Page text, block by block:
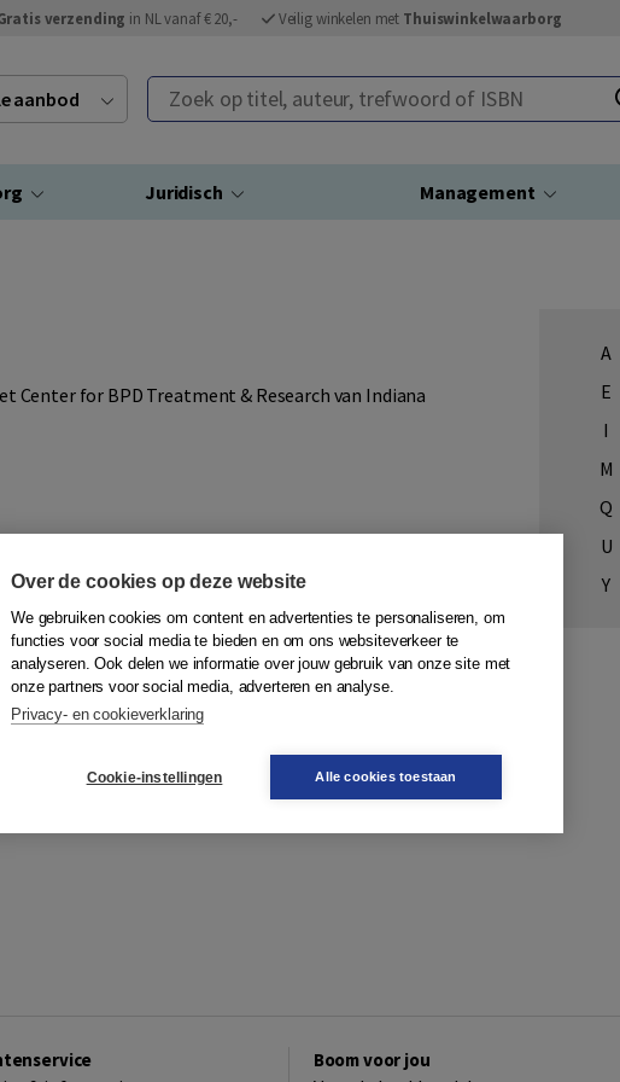
verzending in NL vanaf € 20,- Veilig winkelen met Thuiswinkelwaarborg
aanbod Zoek op titel, auteur, trefwoord of ISBN
Juridisch Management
Center for BPD Treatment & Research van Indiana
A
E
I
M
Q
U
Y
Boom voor jou
Over de cookies op deze website
We gebruiken cookies om content en advertenties te personaliseren, om
functies voor social media te bieden en om ons websiteverkeer te
analyseren. Ook delen we informatie over jouw gebruik van onze site met
onze partners voor social media, adverteren en analyse.
Privacy- en cookieverklaring
Cookie-instellingen Alle cookies toestaan